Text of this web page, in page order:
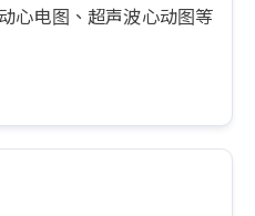
心电图、超声波心动图等